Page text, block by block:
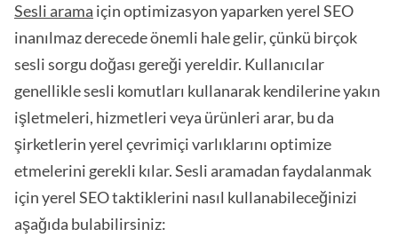
Sesli arama için optimizasyon yaparken yerel SEO
inanılmaz derecede önemli hale gelir, çünkü birçok
sesli sorgu doğası gereği yereldir. Kullanıcılar
genellikle sesli komutları kullanarak kendilerine yakın
işletmeleri, hizmetleri veya ürünleri arar, bu da
şirketlerin yerel çevrimiçi varlıklarını optimize
etmelerini gerekli kılar. Sesli aramadan faydalanmak
için yerel SEO taktiklerini nasıl kullanabileceğinizi
aşağıda bulabilirsiniz: